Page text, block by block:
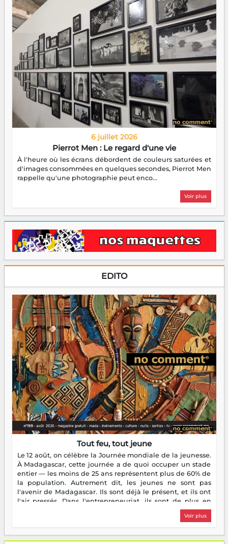
6 juillet 2026
Pierrot Men : Le regard d'une vie
À l'heure où les écrans débordent de couleurs saturées et
d'images consommées en quelques secondes, Pierrot Men
rappelle qu'une photographie peut enco...
Voir plus
EDITO
Tout feu, tout jeune
Le 12 août, on célèbre la Journée mondiale de la jeunesse.
À Madagascar, cette journée a de quoi occuper un stade
entier — les moins de 25 ans représentent plus de 60% de
la population. Autrement dit, les jeunes ne sont pas
l'avenir de Madagascar. Ils sont déjà le présent, et ils ont
l'air pressés. Dans l'entrepreneuriat, ils sont de plus en
plus nombreux à se lancer, à créer, à risquer — souvent
sans filet, souvent sans aide, mais toujours avec cette
dorment vraiment la nuit. En culture, les nouvelles sont
Voir plus